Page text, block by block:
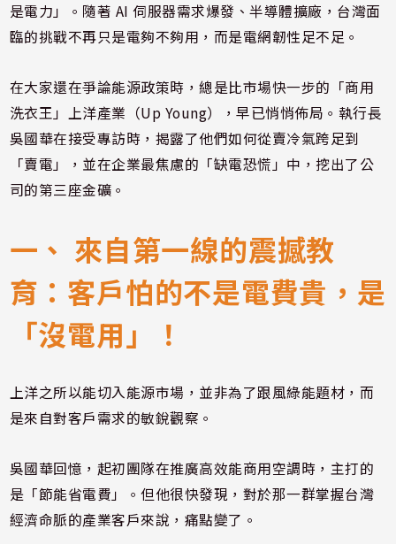
是電力」。隨著 AI 伺服器需求爆發、半導體擴廠，台灣面
臨的挑戰不再只是電夠不夠用，而是電網韌性足不足。
在大家還在爭論能源政策時，總是比市場快一步的「商用
洗衣王」上洋產業（Up Young），早已悄悄佈局。執行長
吳國華在接受專訪時，揭露了他們如何從賣冷氣跨足到
「賣電」，並在企業最焦慮的「缺電恐慌」中，挖出了公
司的第三座金礦。
一、 來自第一線的震撼教
育：客戶怕的不是電費貴，是
「沒電用」！
上洋之所以能切入能源市場，並非為了跟風綠能題材，而
是來自對客戶需求的敏銳觀察。
吳國華回憶，起初團隊在推廣高效能商用空調時，主打的
是「節能省電費」。但他很快發現，對於那一群掌握台灣
經濟命脈的產業客戶來說，痛點變了。